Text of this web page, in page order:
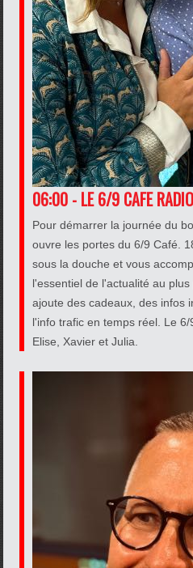
06:00 - LE 6/9 CAFE
Pour démarrer la journée du
ouvre les portes du 6/9 Café.
sous la douche et vous
l'essentiel de l'actualité au
ajoute des cadeaux, des infos
l'info trafic en temps réel. Le
Elise, Xavier et Julia.